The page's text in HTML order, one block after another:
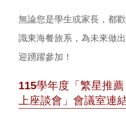
無論您是學生或家長，都
識東海餐旅系，為未來做
迎踴躍參加！
115學年度「繁星推薦
上座談會」會議室連